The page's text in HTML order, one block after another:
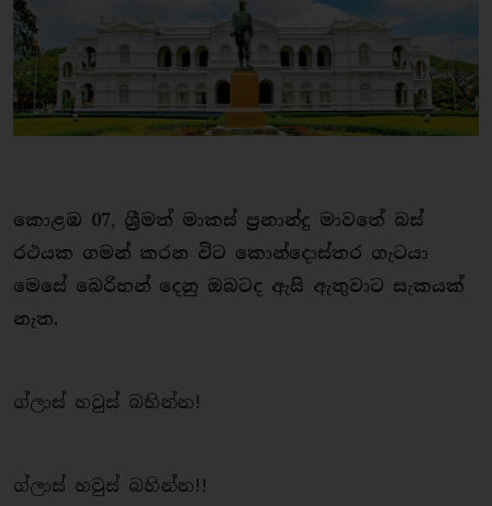
කොළඹ 07, ශ්‍රීමත් මාකස් ප්‍රනාන්දු මාවතේ බස්
රථයක ගමන් කරන විට කොන්දොස්තර ගැටයා
මෙසේ බෙරිහන් දෙනු ඔබටද ඇසි ඇතුවාට සැකයක්
නැත.
ග්ලාස් හවුස් බහින්න!
ග්ලාස් හවුස් බහින්න!!